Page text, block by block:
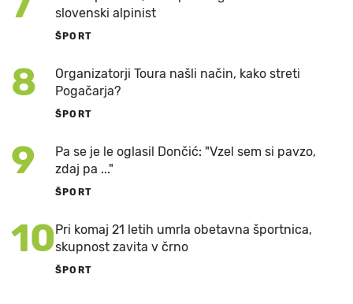
slovenski alpinist
ŠPORT
8
Organizatorji Toura našli način, kako streti
Pogačarja?
ŠPORT
9
Pa se je le oglasil Dončić: "Vzel sem si pavzo,
zdaj pa ..."
ŠPORT
10Pri komaj 21 letih umrla obetavna športnica,
skupnost zavita v črno
ŠPORT